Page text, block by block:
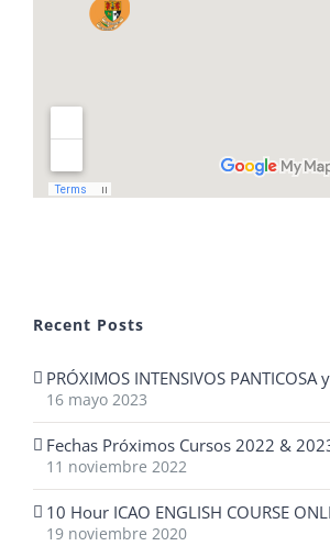
Recent Posts
PRÓXIMOS INTENSIVOS PANTICOSA
16 mayo 2023
Fechas Próximos Cursos 2022 &
11 noviembre 2022
10 Hour ICAO ENGLISH COURSE
19 noviembre 2020